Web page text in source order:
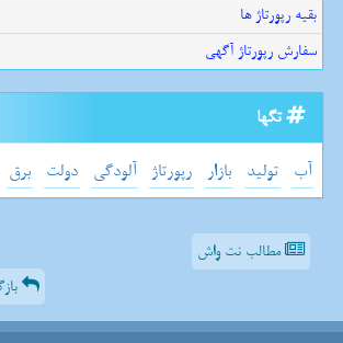
بقیه رپورتاژ ها
سفارش رپورتاژ آگهی
تگها
آب تولید بازار رپورتاژ آلودگی دولت برق
مطالب نت واش